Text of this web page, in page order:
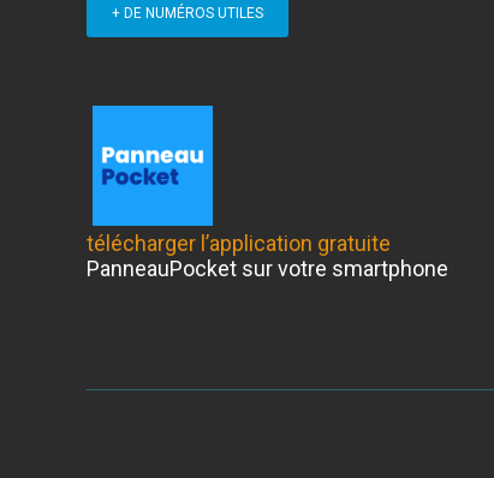
+ DE NUMÉROS UTILES
télécharger l’application gratuite
PanneauPocket sur votre smartphone